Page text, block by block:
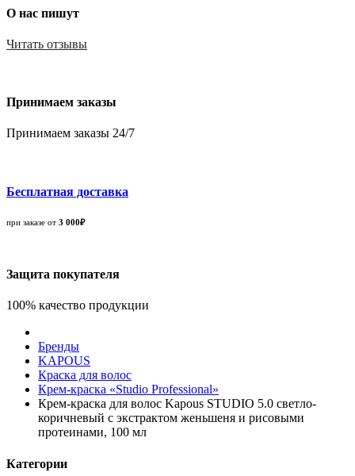
О нас пишут
Читать отзывы
Принимаем заказы
Принимаем заказы 24/7
Бесплатная доставка
при заказе от 3 000₽
Защита покупателя
100% качество продукции
Бренды
KAPOUS
Краска для волос
Крем-краска «Studio Professional»
Крем-краска для волос Kapous STUDIO 5.0 светло-
коричневый с экстрактом женьшеня и рисовыми
протеинами, 100 мл
Категории